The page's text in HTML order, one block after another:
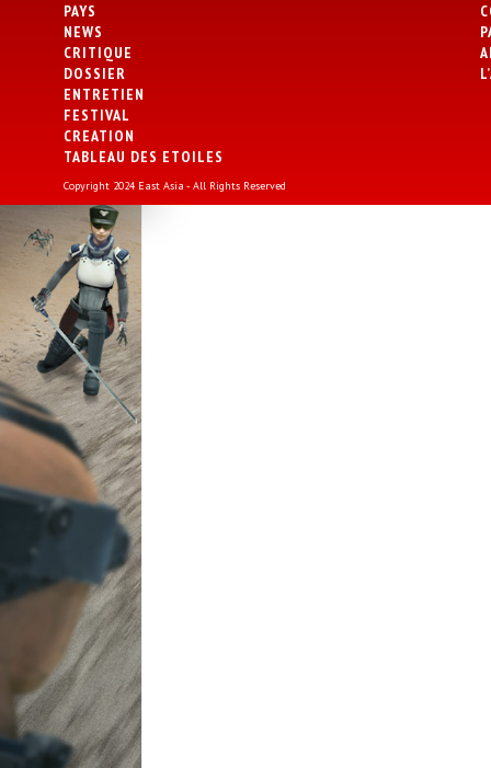
PAYS
NEWS
CRITIQUE
DOSSIER
ENTRETIEN
FESTIVAL
CREATION
TABLEAU DES ETOILES
Copyright 2024 East Asia - All Rights Reserved